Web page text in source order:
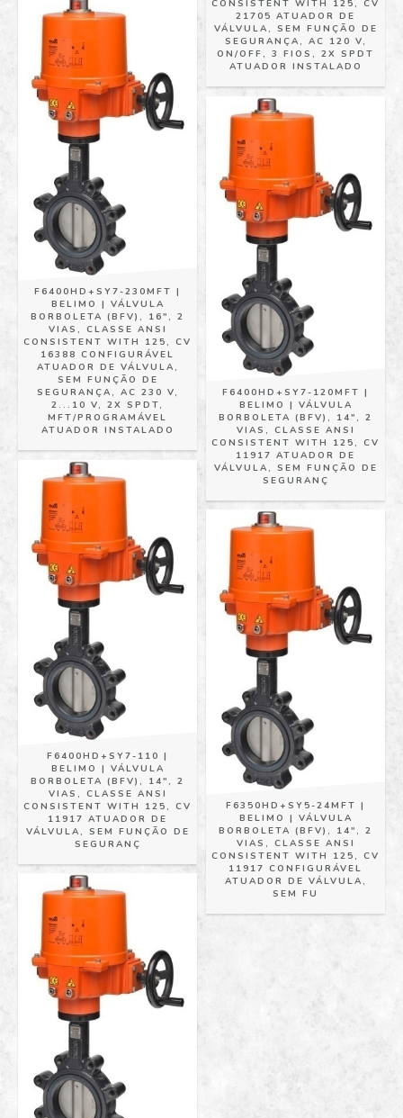
CONSISTENT WITH 125, CV
21705 ATUADOR DE
VÁLVULA, SEM FUNÇÃO DE
SEGURANÇA, AC 120 V,
ON/OFF, 3 FIOS, 2X SPDT
ATUADOR INSTALADO
F6400HD+SY7-230MFT |
BELIMO | VÁLVULA
BORBOLETA (BFV), 16", 2
VIAS, CLASSE ANSI
CONSISTENT WITH 125, CV
16388 CONFIGURÁVEL
ATUADOR DE VÁLVULA,
SEM FUNÇÃO DE
SEGURANÇA, AC 230 V,
2...10 V, 2X SPDT,
MFT/PROGRAMÁVEL
ATUADOR INSTALADO
F6400HD+SY7-120MFT |
BELIMO | VÁLVULA
BORBOLETA (BFV), 14", 2
VIAS, CLASSE ANSI
CONSISTENT WITH 125, CV
11917 ATUADOR DE
VÁLVULA, SEM FUNÇÃO DE
SEGURANÇ
F6400HD+SY7-110 |
BELIMO | VÁLVULA
BORBOLETA (BFV), 14", 2
VIAS, CLASSE ANSI
CONSISTENT WITH 125, CV
11917 ATUADOR DE
VÁLVULA, SEM FUNÇÃO DE
SEGURANÇ
F6350HD+SY5-24MFT |
BELIMO | VÁLVULA
BORBOLETA (BFV), 14", 2
VIAS, CLASSE ANSI
CONSISTENT WITH 125, CV
11917 CONFIGURÁVEL
ATUADOR DE VÁLVULA,
SEM FU